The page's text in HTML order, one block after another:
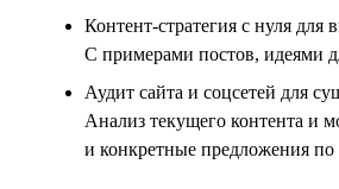
Контент-стратегия с нуля
С примерами постов, идеями
Аудит сайта и соцсетей для
Анализ текущего контента и
и конкретные предложения